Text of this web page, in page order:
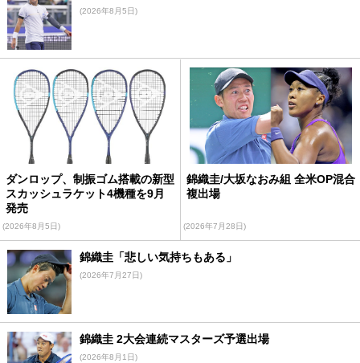
(2026年8月5日)
ダンロップ、制振ゴム搭載の新型
スカッシュラケット4機種を9月
発売
(2026年8月5日)
錦織圭/大坂なおみ組 全米OP混合
複出場
(2026年7月28日)
錦織圭「悲しい気持ちもある」
(2026年7月27日)
錦織圭 2大会連続マスターズ予選出場
(2026年8月1日)